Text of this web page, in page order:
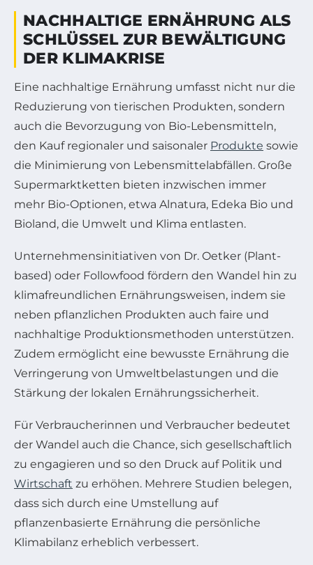
NACHHALTIGE ERNÄHRUNG ALS
SCHLÜSSEL ZUR BEWÄLTIGUNG
DER KLIMAKRISE
Eine nachhaltige Ernährung umfasst nicht nur die
Reduzierung von tierischen Produkten, sondern
auch die Bevorzugung von Bio-Lebensmitteln,
den Kauf regionaler und saisonaler Produkte sowie
die Minimierung von Lebensmittelabfällen. Große
Supermarktketten bieten inzwischen immer
mehr Bio-Optionen, etwa Alnatura, Edeka Bio und
Bioland, die Umwelt und Klima entlasten.
Unternehmensinitiativen von Dr. Oetker (Plant-
based) oder Followfood fördern den Wandel hin zu
klimafreundlichen Ernährungsweisen, indem sie
neben pflanzlichen Produkten auch faire und
nachhaltige Produktionsmethoden unterstützen.
Zudem ermöglicht eine bewusste Ernährung die
Verringerung von Umweltbelastungen und die
Stärkung der lokalen Ernährungssicherheit.
Für Verbraucherinnen und Verbraucher bedeutet
der Wandel auch die Chance, sich gesellschaftlich
zu engagieren und so den Druck auf Politik und
Wirtschaft zu erhöhen. Mehrere Studien belegen,
dass sich durch eine Umstellung auf
pflanzenbasierte Ernährung die persönliche
Klimabilanz erheblich verbessert.